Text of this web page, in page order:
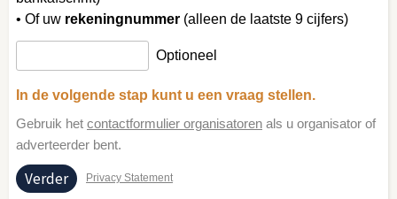
• Of uw rekeningnummer (alleen de laatste 9 cijfers)
Optioneel
In de volgende stap kunt u een vraag stellen.
Gebruik het contactformulier organisatoren als u organisator of
adverteerder bent.
Privacy Statement